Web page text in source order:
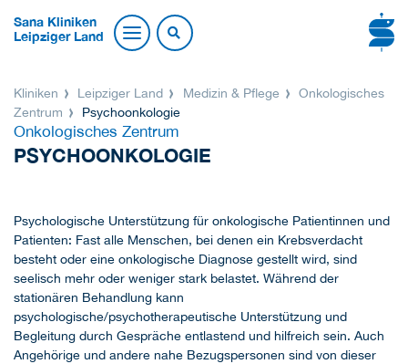
Sana Kliniken
Leipziger Land
Kliniken Leipziger Land Medizin & Pflege
Onkologisches
Zentrum
Psychoonkologie
Onkologisches Zentrum
PSYCHOONKOLOGIE
Psychologische Unterstützung für onkologische Patientinnen und
Patienten: Fast alle Menschen, bei denen ein Krebsverdacht
besteht oder eine onkologische Diagnose gestellt wird, sind
seelisch mehr oder weniger stark belastet. Während der
stationären Behandlung kann
psychologische/psychotherapeutische Unterstützung und
Begleitung durch Gespräche entlastend und hilfreich sein. Auch
Angehörige und andere nahe Bezugspersonen sind von dieser